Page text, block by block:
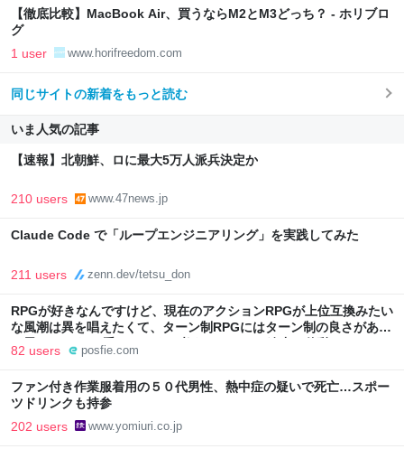
【徹底比較】MacBook Air、買うならM2とM3どっち？ - ホリブロ
グ
1 user www.horifreedom.com
同じサイトの新着をもっと読む
いま人気の記事
【速報】北朝鮮、ロに最大5万人派兵決定か
210 users www.47news.jp
Claude Code で「ループエンジニアリング」を実践してみた
211 users zenn.dev/tetsu_don
RPGが好きなんですけど、現在のアクションRPGが上位互換みたい
な風潮は異を唱えたくて、ターン制RPGにはターン制の良さがある
と思ってます 一手をじっくり考えられたり、途中で休憩したりでき
るのがターン制の良さじゃないですか もっとターン制を煮詰めて欲
しい→「既出だと思うがここはオクトパストラベラーを推したい
(´・ω・｀)」
82 users posfie.com
ファン付き作業服着用の５０代男性、熱中症の疑いで死亡…スポー
ツドリンクも持参
202 users www.yomiuri.co.jp